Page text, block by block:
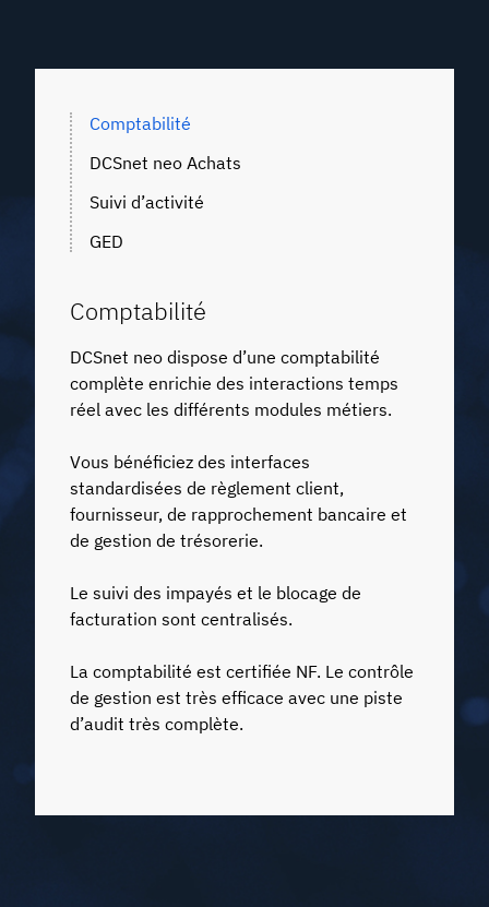
Comptabilité
DCSnet neo Achats
Suivi d’activité
GED
Comptabilité
DCSnet neo dispose d’une comptabilité
complète enrichie des interactions temps
réel avec les différents modules métiers.
Vous bénéficiez des interfaces
standardisées de règlement client,
fournisseur, de rapprochement bancaire et
de gestion de trésorerie.
Le suivi des impayés et le blocage de
facturation sont centralisés.
La comptabilité est certifiée NF. Le contrôle
de gestion est très efficace avec une piste
d’audit très complète.